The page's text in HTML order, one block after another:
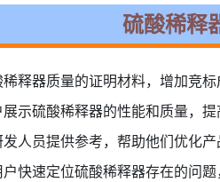
硫酸稀释
释器质量的证明材料，增加竞标
示硫酸稀释器的性能和质量，提
人员提供参考，帮助他们优化产
快速定位硫酸稀释器存在的问题